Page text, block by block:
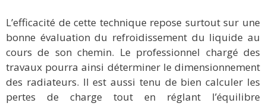
L’efficacité de cette technique repose surtout sur une
bonne évaluation du refroidissement du liquide au
cours de son chemin. Le professionnel chargé des
travaux pourra ainsi déterminer le dimensionnement
des radiateurs. Il est aussi tenu de bien calculer les
pertes de charge tout en réglant l’équilibre